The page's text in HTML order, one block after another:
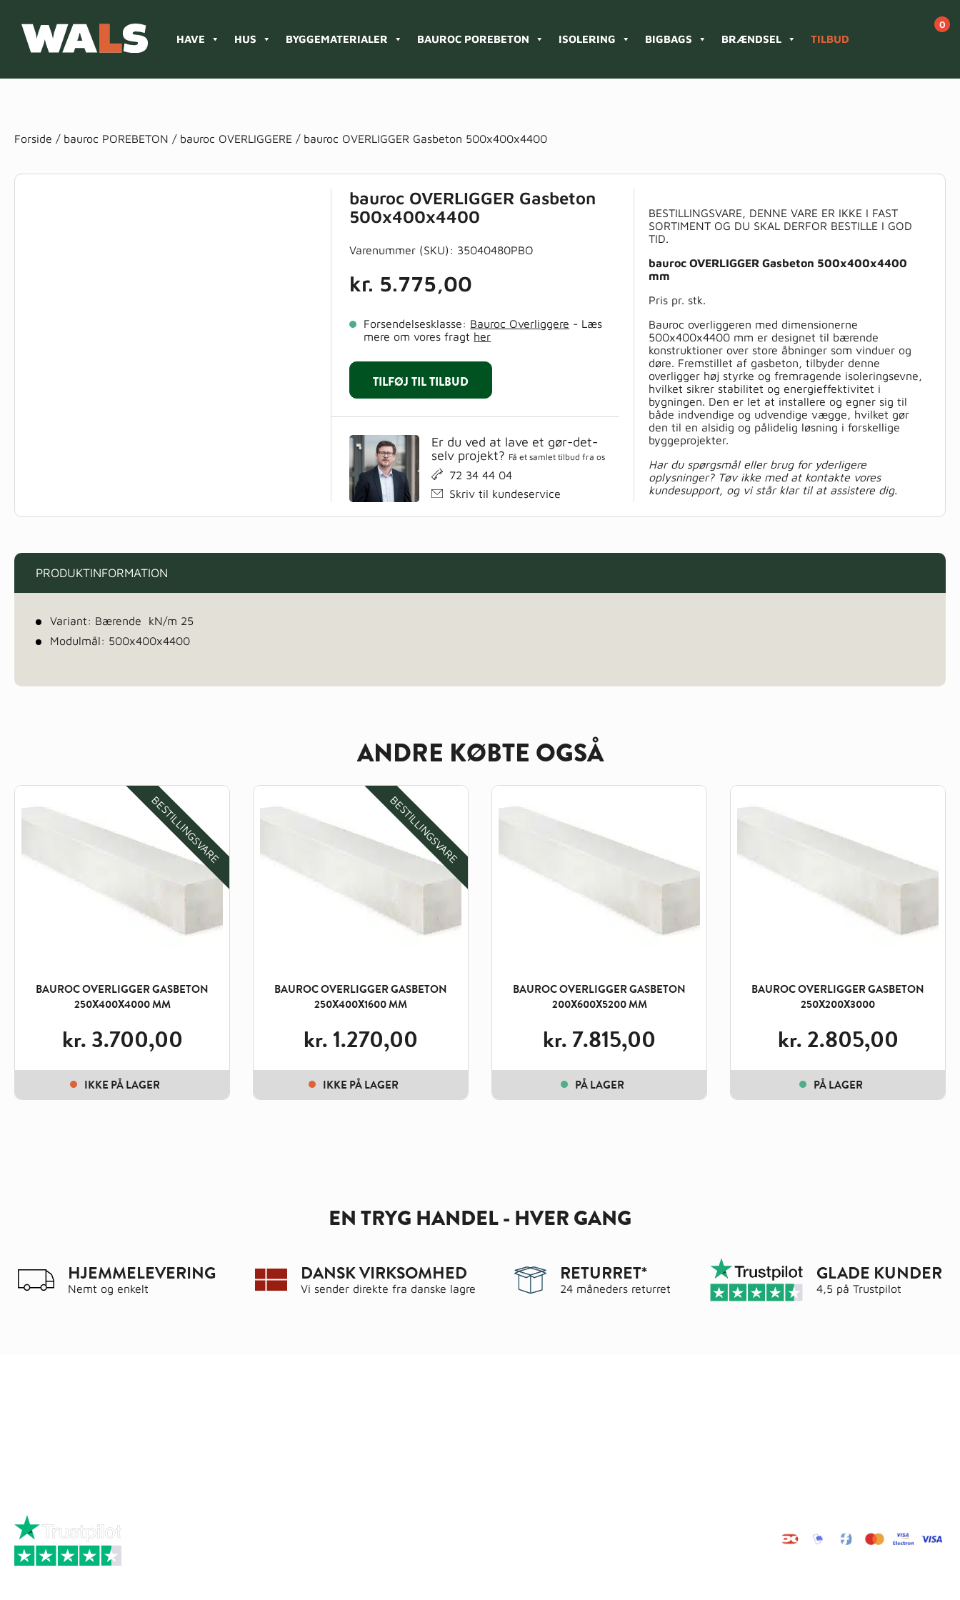
HAVE HUS BYGGEMATERIALER BAUROC POREBETON ISOLERING BIGBAGS BRÆNDSEL TILBUD
Forside / bauroc POREBETON / bauroc OVERLIGGERE / bauroc OVERLIGGER Gasbeton 500x400x4400
bauroc OVERLIGGER Gasbeton
500x400x4400
Varenummer (SKU): 35040480PBO
kr. 5.775,00
Forsendelsesklasse: Bauroc Overliggere - Læs
mere om vores fragt her
TILFØJ TIL TILBUD
Er du ved at lave et gør-det-
selv projekt? Få et samlet tilbud fra os
72 34 44 04
Skriv til kundeservice
BESTILLINGSVARE, DENNE VARE ER IKKE I FAST
SORTIMENT OG DU SKAL DERFOR BESTILLE I GOD
TID.
bauroc OVERLIGGER Gasbeton 500x400x4400
mm
Pris pr. stk.
Bauroc overliggeren med dimensionerne
500x400x4400 mm er designet til bærende
konstruktioner over store åbninger som vinduer og
døre. Fremstillet af gasbeton, tilbyder denne
overligger høj styrke og fremragende isoleringsevne,
hvilket sikrer stabilitet og energieffektivitet i
bygningen. Den er let at installere og egner sig til
både indvendige og udvendige vægge, hvilket gør
den til en alsidig og pålidelig løsning i forskellige
byggeprojekter.
Har du spørgsmål eller brug for yderligere
oplysninger? Tøv ikke med at kontakte vores
kundesupport, og vi står klar til at assistere dig.
PRODUKTINFORMATION
Variant: Bærende kN/m 25
Modulmål: 500x400x4400
ANDRE KØBTE OGSÅ
BESTILLINGSVARE
BAUROC OVERLIGGER GASBETON
250X400X4000 MM
kr.3.700,00
IKKE PÅ LAGER
BESTILLINGSVARE
BAUROC OVERLIGGER GASBETON
250X400X1600 MM
kr.1.270,00
IKKE PÅ LAGER
BAUROC OVERLIGGER GASBETON
200X600X5200 MM
kr.7.815,00
PÅ LAGER
BAUROC OVERLIGGER GASBETON
250X200X3000
kr.2.805,00
PÅ LAGER
EN TRYG HANDEL - HVER GANG
HJEMMELEVERING
Nemt og enkelt
DANSK VIRKSOMHED
Vi sender direkte fra danske lagre
RETURRET*
24 måneders returret
GLADE KUNDER
4,5 på Trustpilot